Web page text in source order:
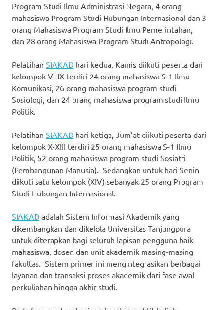
Program Studi Ilmu Administrasi Negara, 4 orang
mahasiswa Program Studi Hubungan Internasional dan 3
orang Mahasiswa Program Studi Ilmu Pemerintahan,
dan 28 orang Mahasiswa Program Studi Antropologi.
Pelatihan SIAKAD hari kedua, Kamis diikuti peserta dari
kelompok VI-IX terdiri 24 orang mahasiswa S-1 Ilmu
Komunikasi, 26 orang mahasiswa program studi
Sosiologi, dan 24 orang mahasiswa program studi Ilmu
Politik.
Pelatihan SIAKAD hari ketiga, Jum’at diikuti peserta dari
kelompok X-XIII terdiri 25 orang mahasiswa S-1 Ilmu
Politik, 52 orang mahasiswa program studi Sosiatri
(Pembangunan Manusia). Sedangkan untuk hari Senin
diikuti satu kelompok (XIV) sebanyak 25 orang Program
Studi Hubungan Internasional.
SIAKAD adalah Sistem Informasi Akademik yang
dikembangkan dan dikelola Universitas Tanjungpura
untuk diterapkan bagi seluruh lapisan pengguna baik
mahasiswa, dosen dan unit akademik masing-masing
fakultas. Sistem primer ini mengintegrasikan berbagai
layanan dan transaksi proses akademik dari fase awal
perkuliahan hingga akhir studi.